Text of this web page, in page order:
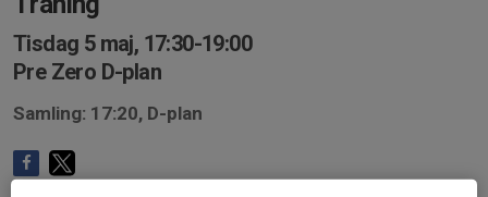
Tisdag 5 maj, 17:30-19:00
Pre Zero D-plan
Samling: 17:20, D-plan